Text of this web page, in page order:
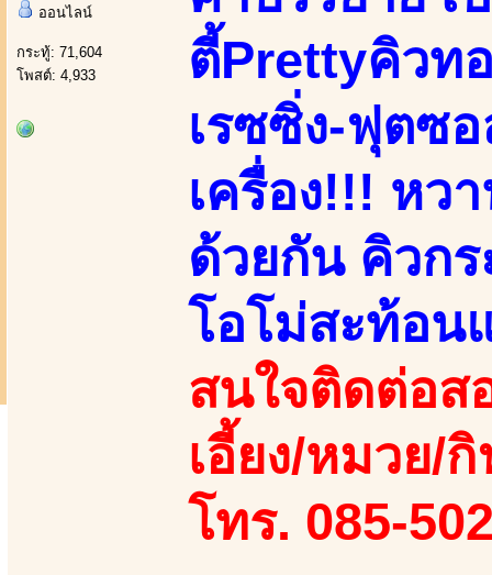
ออนไลน์
กระทู้: 71,604
โพสต์: 4,933
ตี้Prettyคิวท
เรซซิ่ง-ฟุตซ
เครื่อง!!! หว
ด้วยกัน คิวก
โอโม่สะท้อน
สนใจติดต่อส
เอี้ยง/หมวย/
โทร. 085-